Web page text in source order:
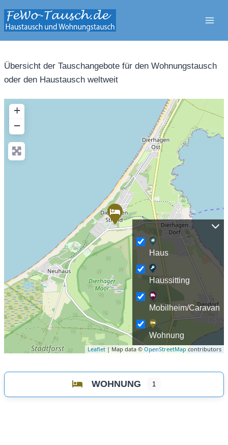
Inhalt
springen
Übersicht der Tauschangebote für den Wohnungstausch
oder den Haustausch weltweit
+
−
Leaflet | Map data © OpenStreetMap contributors
Haus
Haussitting
Mobilheim/Caravan
Wohnung
WOHNUNG 1